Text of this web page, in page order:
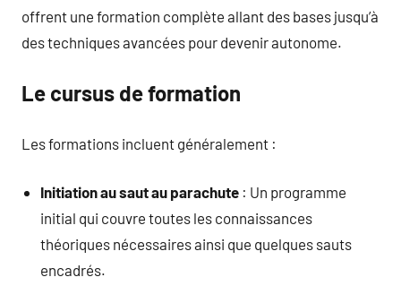
offrent une formation complète allant des bases jusqu’à
des techniques avancées pour devenir autonome.
Le cursus de formation
Les formations incluent généralement :
Initiation au saut au parachute : Un programme
initial qui couvre toutes les connaissances
théoriques nécessaires ainsi que quelques sauts
encadrés.